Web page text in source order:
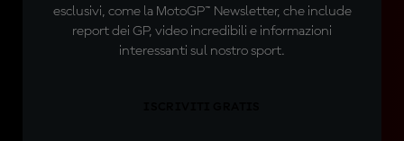
esclusivi, come la MotoGP™ Newsletter, che include
report dei GP, video incredibili e informazioni
interessanti sul nostro sport.